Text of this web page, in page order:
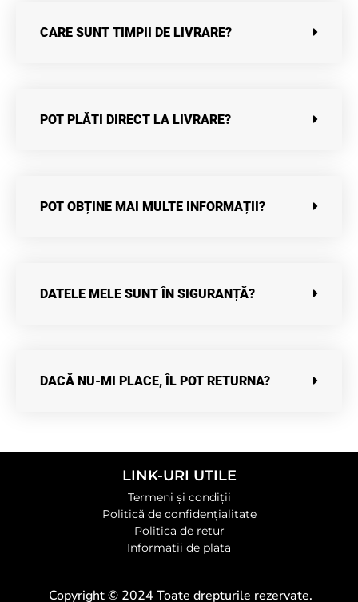
CARE SUNT TIMPII DE LIVRARE?
POT PLĂTI DIRECT LA LIVRARE?
POT OBȚINE MAI MULTE INFORMAȚII?
DATELE MELE SUNT ÎN SIGURANȚĂ?
DACĂ NU-MI PLACE, ÎL POT RETURNA?
LINK-URI UTILE
Termeni și condiții
Politică de confidențialitate
Politica de retur
Informatii de plata
Copyright © 2024 Toate drepturile rezervate.